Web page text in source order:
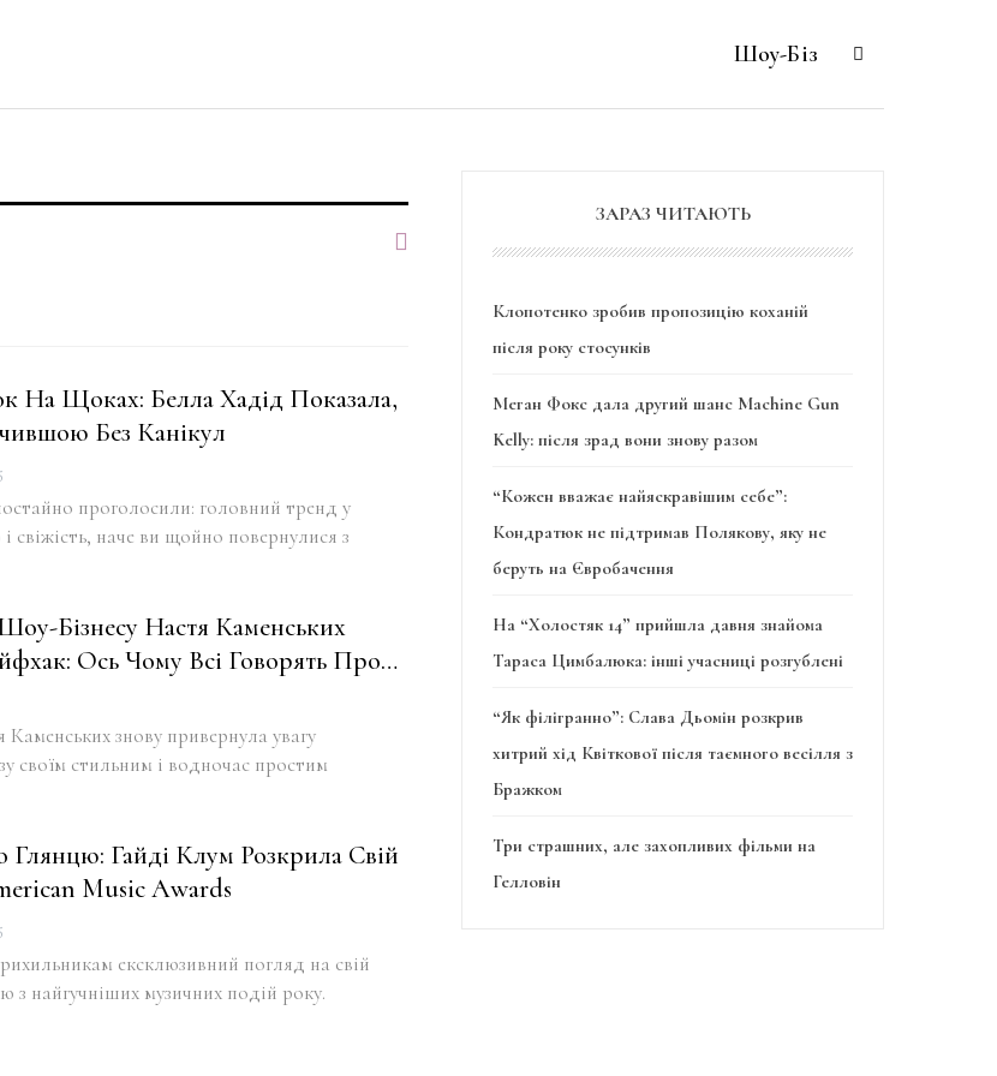
Шоу-Біз
На Щоках: Белла Хадід Показала,
Без Канікул
проголосили: головний тренд у
свіжість, наче ви щойно повернулися з
Бізнесу Настя Каменських
Ось Чому Всі Говорять Про…
знову привернула увагу
своїм стильним і водночас простим
Гайді Клум Розкрила Свій
Music Awards
ексклюзивний погляд на свій
з найгучніших музичних подій року.
ЗАРАЗ ЧИТАЮТЬ
Клопотенко зробив пропозицію коханій
після року стосунків
Меган Фокс дала другий шанс Machine Gun
Kelly: після зрад вони знову разом
“Кожен вважає найяскравішим себе”:
Кондратюк не підтримав Полякову, яку не
беруть на Євробачення
На “Холостяк 14” прийшла давня знайома
Тараса Цимбалюка: інші учасниці розгублені
“Як філігранно”: Слава Дьомін розкрив
хитрий хід Квіткової після таємного весілля з
Бражком
Три страшних, але захопливих фільми на
Гелловін